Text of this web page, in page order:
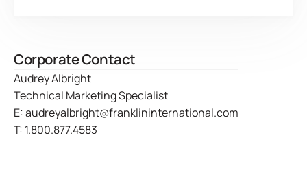
Corporate Contact
Audrey Albright
Technical Marketing Specialist
E:audreyalbright@franklininternational.com
T: 1.800.877.4583